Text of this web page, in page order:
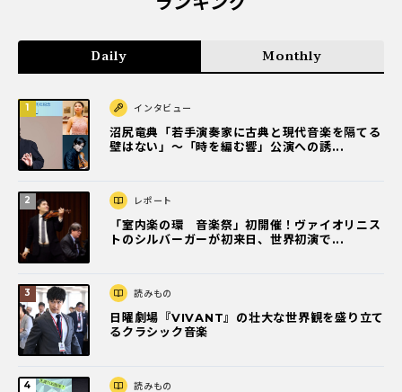
Daily Monthly
インタビュー
沼尻竜典「若手演奏家に古典と現代音楽を隔てる
壁はない」～「時を編む響」公演への誘...
レポート
「室内楽の環 音楽祭」初開催！ヴァイオリニス
トのシルバーガーが初来日、世界初演で...
読みもの
日曜劇場『VIVANT』の壮大な世界観を盛り立て
るクラシック音楽
読みもの